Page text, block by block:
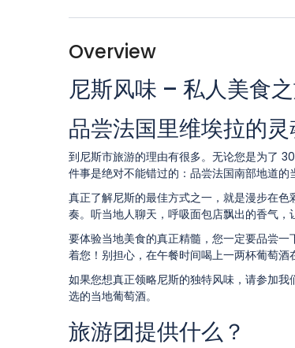
Overview
尼斯风味 – 私人美食
品尝法国里维埃拉的灵
到尼斯市旅游的理由有很多。无论您是为了
件事是绝对不能错过的：品尝法国南部地道的
真正了解尼斯的最佳方式之一，就是漫步在
奏。听当地人聊天，呼吸面包店飘出的香气，
要体验当地美食的真正精髓，您一定要品尝一
着您！别担心，在午餐时间喝上一两杯葡萄酒
如果您想真正领略尼斯的独特风味，请参加
选的当地葡萄酒。
旅游团提供什么？